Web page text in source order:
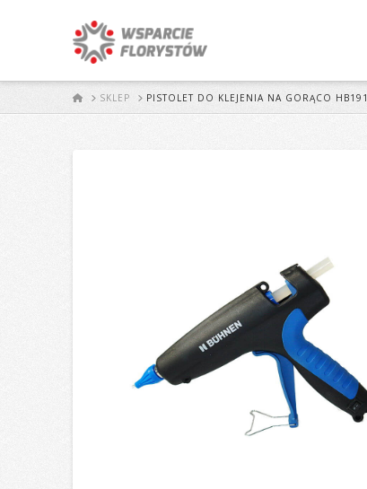
STARTSKLEP PISTOLET DO KLEJENIA NA GORĄCO HB191